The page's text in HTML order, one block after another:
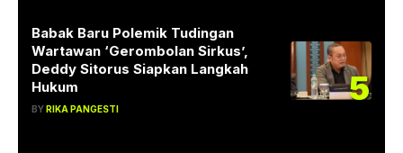
Babak Baru Polemik Tudingan
Wartawan ‘Gerombolan Sirkus’,
Deddy Sitorus Siapkan Langkah
Hukum
BY RIKA PANGESTI
5